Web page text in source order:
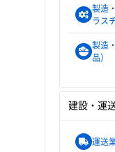
製造
ラス
製造
品）
建設・運
運送